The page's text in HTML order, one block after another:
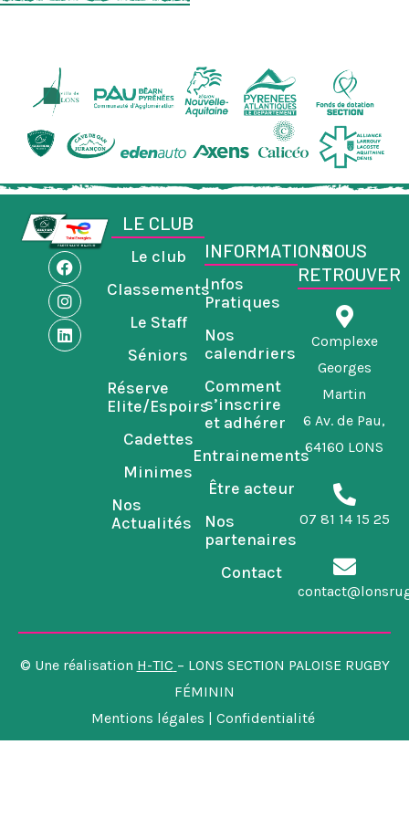
F
a
c
e
b
o
o
I
n
s
t
a
g
r
L
i
n
k
e
d
i
LE CLUB
Le club
Classements
Le Staff
Séniors
Réserve
Elite/Espoirs
Cadettes
Minimes
Nos
Actualités
INFORMATIONS
Infos
Pratiques
Nos
calendriers
Comment
s’inscrire
et adhérer
Entrainements
Être acteur
Nos
partenaires
Contact
NOUS
RETROUVER
Complexe
Georges
Martin
6 Av. de Pau,
64160 LONS
07 81 14 15 25
© Une réalisation H-TIC – LONS SECTION PALOISE RUGBY
FÉMININ
Mentions légales | Confidentialité